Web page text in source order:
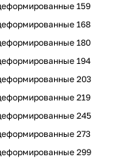
159
168
180
194
203
219
245
273
299